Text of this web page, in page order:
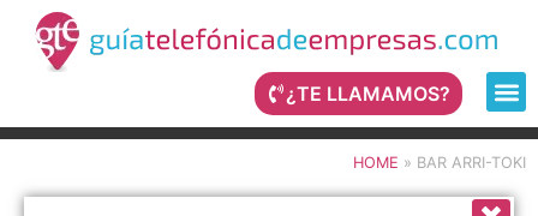
¿TE LLAMAMOS?
HOME » BAR ARRI-TOKI